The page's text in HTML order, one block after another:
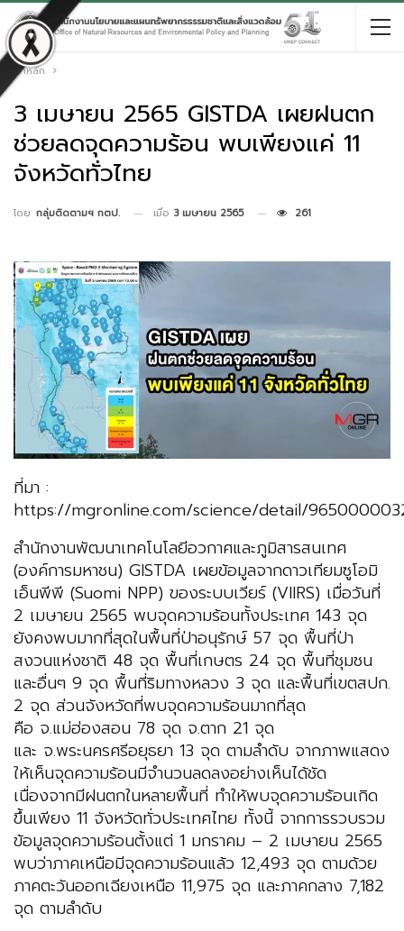
หน้าหลัก
3 เมษายน 2565 GISTDA เผยฝนตก
ช่วยลดจุดความร้อน พบเพียงแค่ 11
จังหวัดทั่วไทย
โดย กลุ่มติดตามฯ กตป. เมื่อ 3 เมษายน 2565 261
ที่มา :
https://mgronline.com/science/detail/
สำนักงานพัฒนาเทคโนโลยีอวกาศและภูมิสารสนเทศ
(องค์การมหาชน) GISTDA เผยข้อมูลจากดาวเทียมซูโอมิ
เอ็นพีพี (Suomi NPP) ของระบบเวียร์ (VIIRS) เมื่อวันที่
2 เมษายน 2565 พบจุดความร้อนทั้งประเทศ 143 จุด
ยังคงพบมากที่สุดในพื้นที่ป่าอนุรักษ์ 57 จุด พื้นที่ป่า
สงวนแห่งชาติ 48 จุด พื้นที่เกษตร 24 จุด พื้นที่ชุมชน
และอื่นๆ 9 จุด พื้นที่ริมทางหลวง 3 จุด และพื้นที่เขตสปก.
2 จุด ส่วนจังหวัดที่พบจุดความร้อนมากที่สุด
คือ จ.แม่ฮ่องสอน 78 จุด จ.ตาก 21 จุด
และ จ.พระนครศรีอยุธยา 13 จุด ตามลำดับ จากภาพแสดง
ให้เห็นจุดความร้อนมีจำนวนลดลงอย่างเห็นได้ชัด
เนื่องจากมีฝนตกในหลายพื้นที่ ทำให้พบจุดความร้อนเกิด
ขึ้นเพียง 11 จังหวัดทั่วประเทศไทย ทั้งนี้ จากการรวบรวม
ข้อมูลจุดความร้อนตั้งแต่ 1 มกราคม – 2 เมษายน 2565
พบว่าภาคเหนือมีจุดความร้อนแล้ว 12,493 จุด ตามด้วย
ภาคตะวันออกเฉียงเหนือ 11,975 จุด และภาคกลาง 7,182
จุด ตามลำดับ